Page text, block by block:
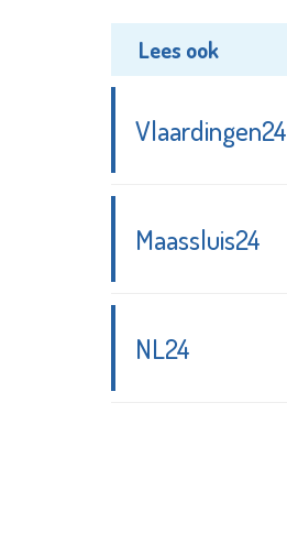
Lees ook
Vlaardingen24
Maassluis24
NL24